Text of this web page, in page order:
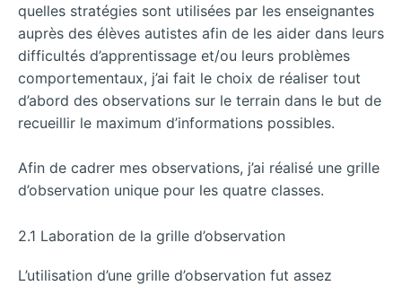
quelles stratégies sont utilisées par les enseignantes
auprès des élèves autistes afin de les aider dans leurs
difficultés d’apprentissage et/ou leurs problèmes
comportementaux, j’ai fait le choix de réaliser tout
d’abord des observations sur le terrain dans le but de
recueillir le maximum d’informations possibles.
Afin de cadrer mes observations, j’ai réalisé une grille
d’observation unique pour les quatre classes.
2.1 Laboration de la grille d’observation
L’utilisation d’une grille d’observation fut assez